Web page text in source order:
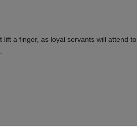
a finger, as loyal servants will attend